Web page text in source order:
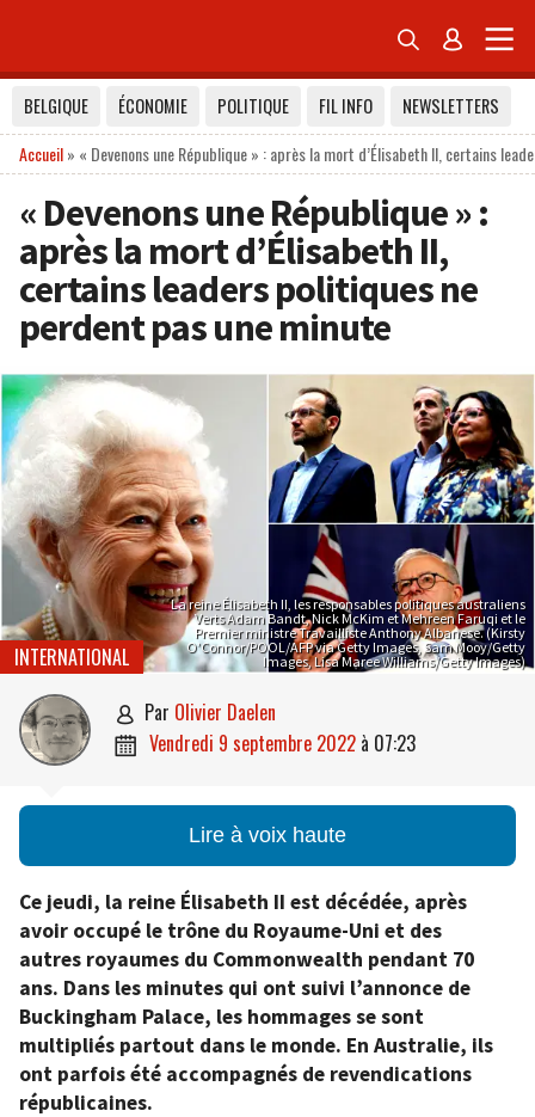
 
BELGIQUE ÉCONOMIE POLITIQUE FIL INFO
NEWSLETTERS
Accueil» « Devenons une République » : après la mort d’Élisabeth II, certains
« Devenons une République » :
après la mort d’Élisabeth II,
certains leaders politiques ne
perdent pas une minute
La reine Élisabeth II, les responsables politiques australiens
Verts Adam Bandt, Nick McKim et Mehreen Faruqi et le
Premier ministre Travailliste Anthony Albanese. (Kirsty
O’Connor/POOL/AFP via Getty Images, Sam Mooy/Getty
Images, Lisa Maree Williams/Getty Images)
INTERNATIONAL
 par Olivier Daelen
 vendredi 9 septembre 2022 à 07:23
Lire à voix haute
Ce jeudi, la reine Élisabeth II est décédée, après
avoir occupé le trône du Royaume-Uni et des
autres royaumes du Commonwealth pendant 70
ans. Dans les minutes qui ont suivi l’annonce de
Buckingham Palace, les hommages se sont
multipliés partout dans le monde. En Australie, ils
ont parfois été accompagnés de revendications
républicaines.